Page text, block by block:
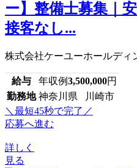
ー】整備士募集｜
接客なし...
株式会社ケーユーホールディ
給与 年収例3,500,000円
勤務地 神奈川県 川崎市
＼最短45秒で完了／
応募へ進む
詳しく
見る